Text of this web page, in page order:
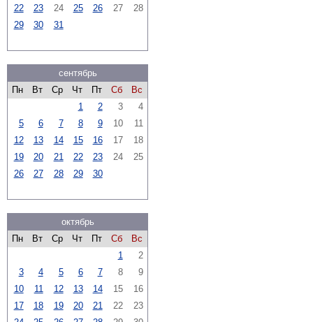
22
23 24 25 26 27
28
29
30 31
сентябрь
Пн
Вт Ср Чт Пт Сб
Вс
1
2 3
4
5
6 7 8 9 10
11
12
13 14 15 16 17
18
19
20 21 22 23 24
25
26
27 28 29 30
октябрь
Пн
Вт Ср Чт Пт Сб
Вс
1
2
3
4 5 6 7 8
9
10
11 12 13 14 15
16
17
18 19 20 21 22
23